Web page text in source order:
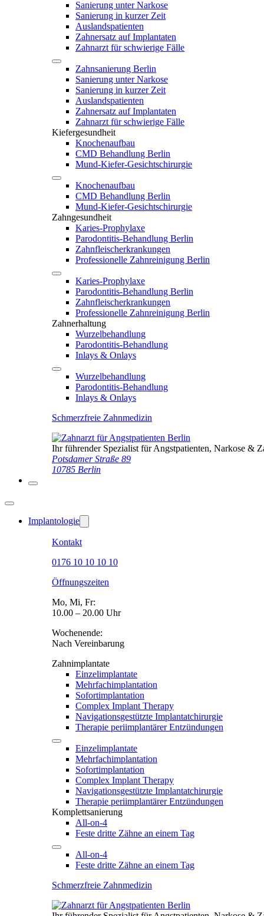
Sanierung unter Narkose
Sanierung in kurzer Zeit
Auslandspatienten
Zahnersatz auf Implantaten
Zahnarzt für schwierige Fälle
Zahnsanierung Berlin
Sanierung unter Narkose
Sanierung in kurzer Zeit
Auslandspatienten
Zahnersatz auf Implantaten
Zahnarzt für schwierige Fälle
Kiefergesundheit
Knochenaufbau
CMD Behandlung Berlin
Mund-Kiefer-Gesichtschirurgie
Knochenaufbau
CMD Behandlung Berlin
Mund-Kiefer-Gesichtschirurgie
Zahngesundheit
Karies-Prophylaxe
Parodontitis-Behandlung Berlin
Zahnfleischerkrankungen
Professionelle Zahnreinigung Berlin
Karies-Prophylaxe
Parodontitis-Behandlung Berlin
Zahnfleischerkrankungen
Professionelle Zahnreinigung Berlin
Zahnerhaltung
Wurzelbehandlung
Parodontitis-Behandlung
Inlays & Onlays
Wurzelbehandlung
Parodontitis-Behandlung
Inlays & Onlays
Schmerzfreie Zahnmedizin
Ihr führender Spezialist für Angstpatienten, Narkose &
Potsdamer Straße 89
10785 Berlin
Implantologie
Kontakt
0176 10 10 10 10
Öffnungszeiten
Mo, Mi, Fr:
10.00 – 20.00 Uhr
Wochenende:
Nach Vereinbarung
Zahnimplantate
Einzelimplantate
Mehrfachimplantation
Sofortimplantation
Complex Implant Therapy
Navigationsgestützte Implantatchirurgie
Therapie periimplantärer Entzündungen
Einzelimplantate
Mehrfachimplantation
Sofortimplantation
Complex Implant Therapy
Navigationsgestützte Implantatchirurgie
Therapie periimplantärer Entzündungen
Komplettsanierung
All-on-4
Feste dritte Zähne an einem Tag
All-on-4
Feste dritte Zähne an einem Tag
Schmerzfreie Zahnmedizin